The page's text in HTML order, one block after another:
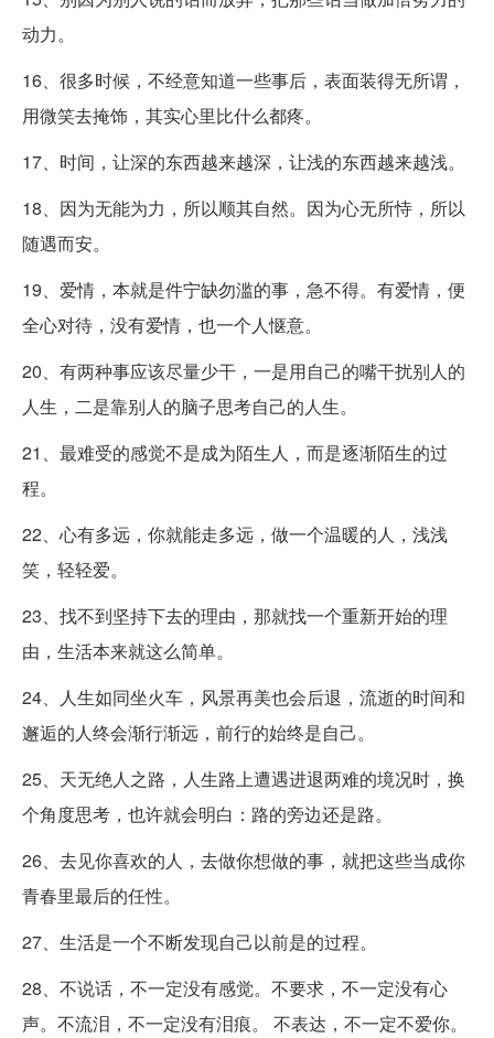
动力。
16、很多时候，不经意知道一些事后，表面装得无所谓，
用微笑去掩饰，其实心里比什么都疼。
17、时间，让深的东西越来越深，让浅的东西越来越浅。
18、因为无能为力，所以顺其自然。因为心无所恃，所以
随遇而安。
19、爱情，本就是件宁缺勿滥的事，急不得。有爱情，便
全心对待，没有爱情，也一个人惬意。
20、有两种事应该尽量少干，一是用自己的嘴干扰别人的
人生，二是靠别人的脑子思考自己的人生。
21、最难受的感觉不是成为陌生人，而是逐渐陌生的过
程。
22、心有多远，你就能走多远，做一个温暖的人，浅浅
笑，轻轻爱。
23、找不到坚持下去的理由，那就找一个重新开始的理
由，生活本来就这么简单。
24、人生如同坐火车，风景再美也会后退，流逝的时间和
邂逅的人终会渐行渐远，前行的始终是自己。
25、天无绝人之路，人生路上遭遇进退两难的境况时，换
个角度思考，也许就会明白：路的旁边还是路。
26、去见你喜欢的人，去做你想做的事，就把这些当成你
青春里最后的任性。
27、生活是一个不断发现自己以前是的过程。
28、不说话，不一定没有感觉。不要求，不一定没有心
声。不流泪，不一定没有泪痕。 不表达，不一定不爱你。